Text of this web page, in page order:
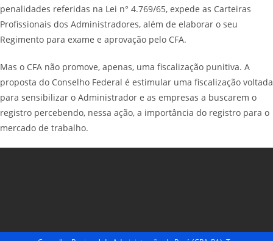
penalidades referidas na Lei n° 4.769/65, expede as Carteiras
Profissionais dos Administradores, além de elaborar o seu
Regimento para exame e aprovação pelo CFA.
Mas o CFA não promove, apenas, uma fiscalização punitiva. A
proposta do Conselho Federal é estimular uma fiscalização voltada
para sensibilizar o Administrador e as empresas a buscarem o
registro percebendo, nessa ação, a importância do registro para o
mercado de trabalho.